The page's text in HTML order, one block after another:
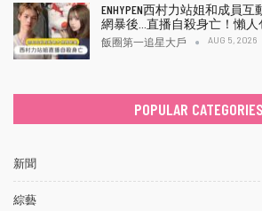
ENHYPEN西村力站姐和成員
網暴後…直播自殺身亡！懶人
飯圈第一追星大戶 AUG 5, 2026
POPULAR CATEGORIES
新聞
綜藝